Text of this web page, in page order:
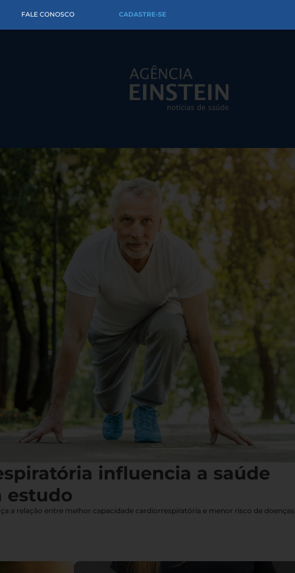
FALE CONOSCO CADASTRE-SE
influencia a saúde
estudo
a relação entre melhor capacidade cardiorrespiratória e menor risco de doenças